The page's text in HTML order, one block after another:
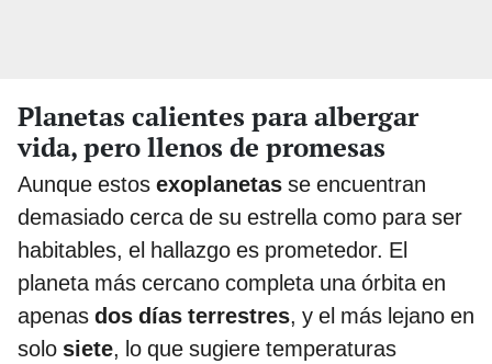
Planetas calientes para albergar
vida, pero llenos de promesas
Aunque estos exoplanetas se encuentran
demasiado cerca de su estrella como para ser
habitables, el hallazgo es prometedor. El
planeta más cercano completa una órbita en
apenas dos días terrestres, y el más lejano en
solo siete, lo que sugiere temperaturas